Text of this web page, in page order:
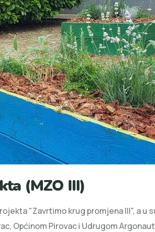
(MZO III)
"Zavrtimo krug promjena III", a u
Općinom Pirovac i Udrugom